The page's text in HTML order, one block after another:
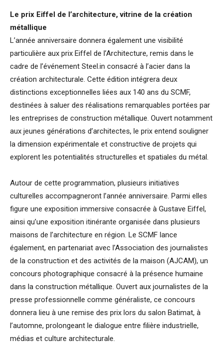
Le prix Eiffel de l’architecture, vitrine de la création
métallique
L’année anniversaire donnera également une visibilité
particulière aux prix Eiffel de l’Architecture, remis dans le
cadre de l’événement Steel.in consacré à l’acier dans la
création architecturale. Cette édition intégrera deux
distinctions exceptionnelles liées aux 140 ans du SCMF,
destinées à saluer des réalisations remarquables portées par
les entreprises de construction métallique. Ouvert notamment
aux jeunes générations d’architectes, le prix entend souligner
la dimension expérimentale et constructive de projets qui
explorent les potentialités structurelles et spatiales du métal.
Autour de cette programmation, plusieurs initiatives
culturelles accompagneront l’année anniversaire. Parmi elles
figure une exposition immersive consacrée à Gustave Eiffel,
ainsi qu’une exposition itinérante organisée dans plusieurs
maisons de l’architecture en région. Le SCMF lance
également, en partenariat avec l’Association des journalistes
de la construction et des activités de la maison (AJCAM), un
concours photographique consacré à la présence humaine
dans la construction métallique. Ouvert aux journalistes de la
presse professionnelle comme généraliste, ce concours
donnera lieu à une remise des prix lors du salon Batimat, à
l’automne, prolongeant le dialogue entre filière industrielle,
médias et culture architecturale.